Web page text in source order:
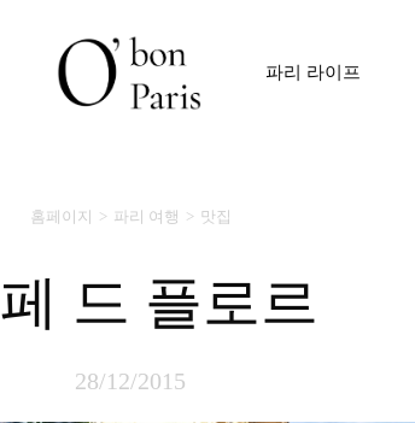
파리 라이프
홈페이지 파리 여행 맛집
카페 드 플로르
28/12/2015